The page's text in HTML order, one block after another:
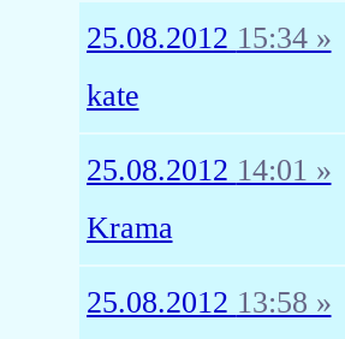
25.08.2012 15:34 »
kate
25.08.2012 14:01 »
Krama
25.08.2012 13:58 »